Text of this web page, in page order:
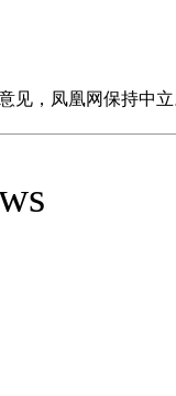
见，凤凰网保持中